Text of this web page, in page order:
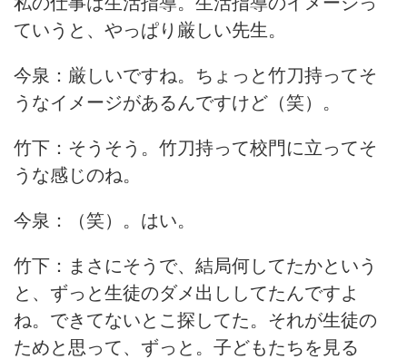
ていうと、やっぱり厳しい先生。
今泉：厳しいですね。ちょっと竹刀持ってそ
うなイメージがあるんですけど（笑）。
竹下：そうそう。竹刀持って校門に立ってそ
うな感じのね。
今泉：（笑）。はい。
竹下：まさにそうで、結局何してたかという
と、ずっと生徒のダメ出ししてたんですよ
ね。できてないとこ探してた。それが生徒の
ためと思って、ずっと。子どもたちを見る